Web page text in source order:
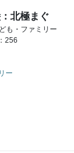
北極まぐ
も・ファミリー
256
ー